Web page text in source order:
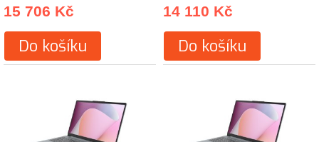
15 706 Kč
Do košíku
14 110 Kč
Do košíku